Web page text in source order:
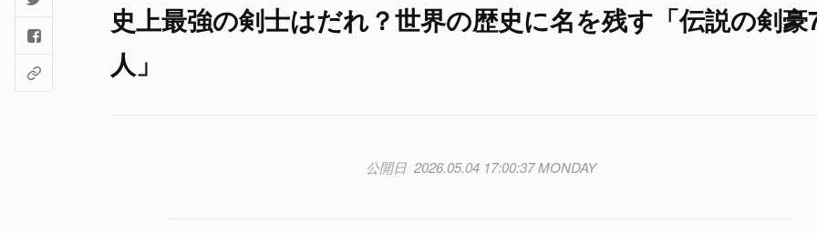
史上最強の剣士はだれ？世界の歴史に名を残す「伝説の剣豪
人」
2026.05.04 17:00:37 MONDAY